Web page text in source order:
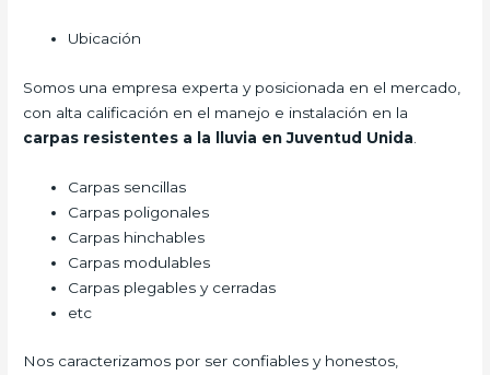
Ubicación
Somos una empresa experta y posicionada en el mercado,
con alta calificación en el manejo e instalación en la
carpas resistentes a la lluvia en Juventud Unida.
Carpas sencillas
Carpas poligonales
Carpas hinchables
Carpas modulables
Carpas plegables y cerradas
etc
Nos caracterizamos por ser confiables y honestos,